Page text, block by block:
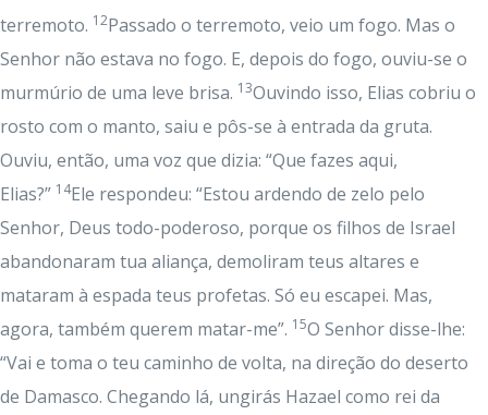
terremoto. 12Passado o terremoto, veio um fogo. Mas o
Senhor não estava no fogo. E, depois do fogo, ouviu-se o
murmúrio de uma leve brisa. 13Ouvindo isso, Elias cobriu o
rosto com o manto, saiu e pôs-se à entrada da gruta.
Ouviu, então, uma voz que dizia: “Que fazes aqui,
Elias?” 14Ele respondeu: “Estou ardendo de zelo pelo
Senhor, Deus todo-poderoso, porque os filhos de Israel
abandonaram tua aliança, demoliram teus altares e
mataram à espada teus profetas. Só eu escapei. Mas,
agora, também querem matar-me”. 15O Senhor disse-lhe:
“Vai e toma o teu caminho de volta, na direção do deserto
de Damasco. Chegando lá, ungirás Hazael como rei da